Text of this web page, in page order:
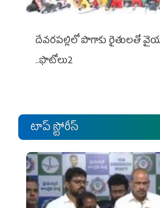
దేవరపల్లిలో పొగాకు రైతులతో
..ఫొటోలు2
టాప్ స్టోరీస్